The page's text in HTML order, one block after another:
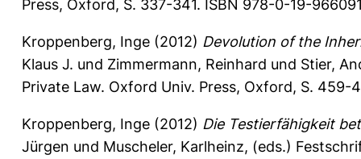
Press, Oxford, S. 337-341. ISBN 978-0-19-
Kroppenberg, Inge (2012) Devolution of the
Klaus J. und Zimmermann, Reinhard und Stier,
Private Law. Oxford Univ. Press, Oxford, S.
Kroppenberg, Inge (2012) Die Testierfähigkeit
Jürgen und Muscheler, Karlheinz, (eds.)